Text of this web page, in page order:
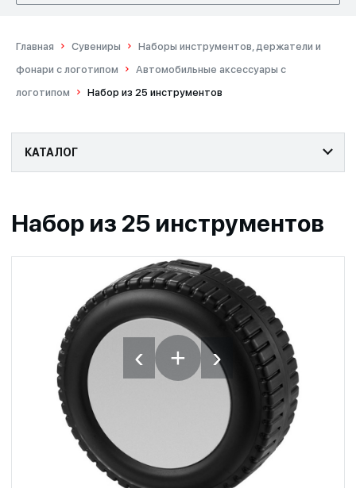
Главная Сувениры
Наборы инструментов, держатели и
фонари с логотипом
Автомобильные аксессуары с
логотипом
Набор из 25 инструментов
КАТАЛОГ
Набор из 25 инструментов
‹ + ›